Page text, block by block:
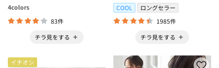
4colors
83件
チラ見をする
COOL
ロングセラー
1985件
チラ見をする
イチオシ